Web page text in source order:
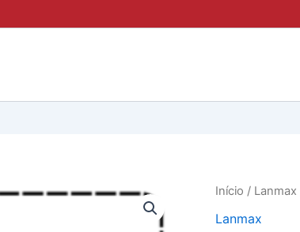
Início / Lanmax
Lanmax